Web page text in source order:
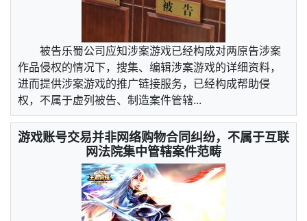
被告乐蜀公司应知涉案游戏已经构成对两原告涉案
作品侵权的情况下，搜集、编辑涉案游戏的详细资料，
进而提供涉案游戏的推广链接服务，已经构成帮助侵
权，不属于虚列被告、制造案件管辖...
游戏账号交易并非网络购物合同纠纷，不属于互联
网法院集中管辖案件范畴